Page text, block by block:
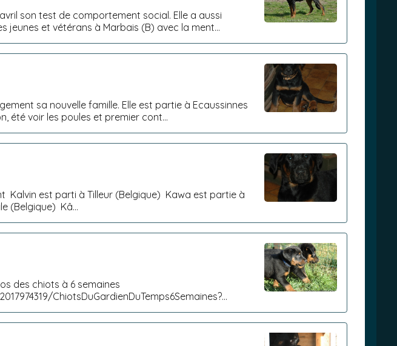
son test de comportement social. Elle a aussi
jeunes et vétérans à Marbais (B) avec la ment...
sa nouvelle famille. Elle est partie à Ecaussinnes
été voir les poules et premier cont...
Kalvin est parti à Tilleur (Belgique) Kawa est partie à
(Belgique) Kâ...
des chiots à 6 semaines
ChiotsDuGardienDuTemps6Semaines?